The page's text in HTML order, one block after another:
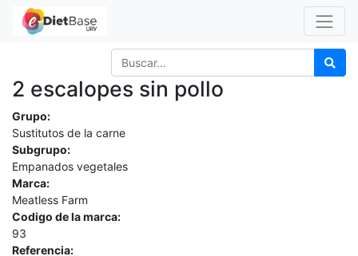
2 escalopes sin pollo
Grupo:
Sustitutos de la carne
Subgrupo:
Empanados vegetales
Marca:
Meatless Farm
Codigo de la marca:
93
Referencia: